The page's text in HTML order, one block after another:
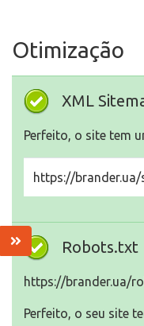
Otimização
XML
Perfeito, o site tem
https://
Robots.txt
https://brander.ua/
Perfeito, o seu site